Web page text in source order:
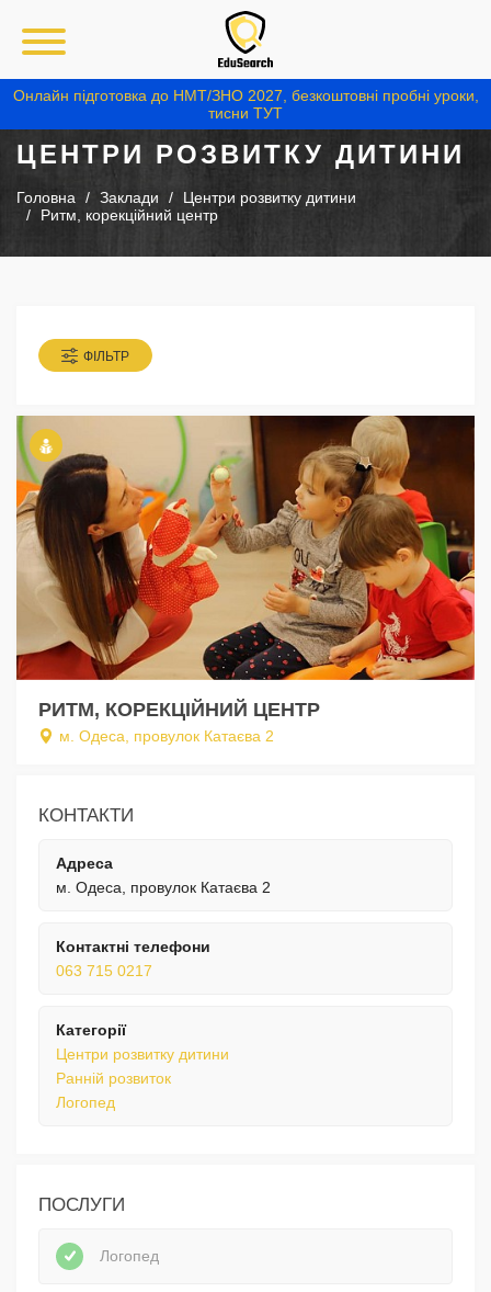
Онлайн підготовка до НМТ/ЗНО 2027, безкоштовні пробні уроки,
тисни ТУТ
ЦЕНТРИ РОЗВИТКУ ДИТИНИ
Головна Заклади
Центри розвитку дитини
Ритм, корекційний центр
ФІЛЬТР
РИТМ, КОРЕКЦІЙНИЙ ЦЕНТР
м. Одеса, провулок Катаєва 2
КОНТАКТИ
Адреса
м. Одеса, провулок Катаєва 2
Контактні телефони
063 715 0217
Категорії
Центри розвитку дитини
Ранній розвиток
Логопед
ПОСЛУГИ
Логопед